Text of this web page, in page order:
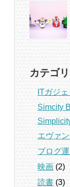
カテゴ
ITガジェ
Simcity
エヴァ
ブログ運
映画 (2)
読書 (3)